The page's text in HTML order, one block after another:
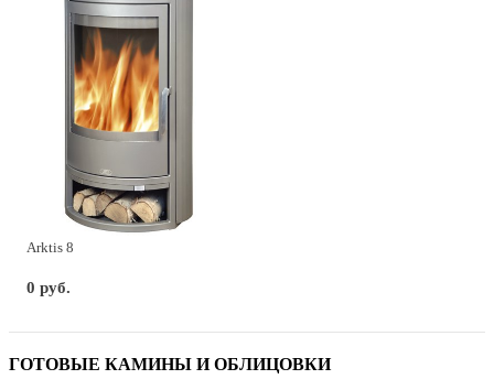
Arktis 8
0 руб.
ГОТОВЫЕ КАМИНЫ И ОБЛИЦОВКИ